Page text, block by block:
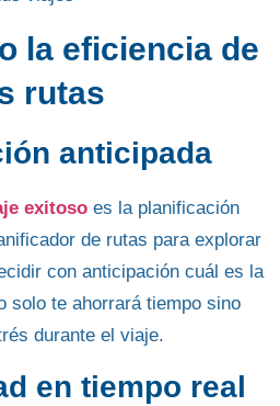
la eficiencia de
rutas
anticipada
exitoso es la planificación
de rutas para explorar
con anticipación cuál es la
solo te ahorrará tiempo sino
durante el viaje.
en tiempo real